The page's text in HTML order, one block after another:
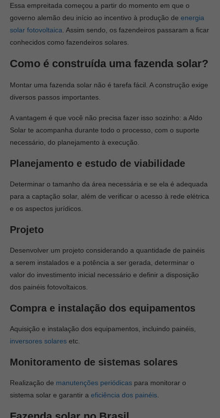
Essa empreitada começou a partir do momento em que o
governo alemão deu início ao incentivo à produção de energia
solar fotovoltaica . Assim sendo, os fazendeiros passaram a ficar
conhecidos como fazendeiros solares.
Como é construída uma fazenda solar?
Montar uma fazenda solar não é tarefa fácil. A construção exige
diversos passos importantes.
A vantagem é que você não precisa fazer isso sozinho: a Aldo
Solar te acompanha durante todo o processo, com o suporte
necessário, do planejamento à execução.
Planejamento e estudo de viabilidade
Determinar o tamanho da área necessária e se ela é adequada
para a captação solar, além de verificar o acesso à rede elétrica
e os aspectos jurídicos.
Projeto
Desenvolver um projeto considerando a quantidade de painéis
a serem instalados e a potência a ser gerada, determinar o
valor do investimento inicial necessário e definir a disposição
dos painéis fotovoltaicos.
Compra e instalação dos equipamentos
Aquisição e instalação dos equipamentos, incluindo painéis,
inversores solares etc.
Monitoramento de sistemas solares
Realização de manutenções periódicas para monitorar o
sistema solar e garantir a eficiência dos painéis